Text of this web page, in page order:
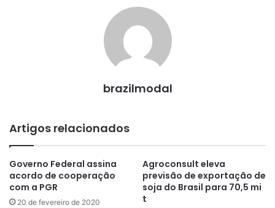
brazilmodal
Artigos relacionados
Governo Federal assina
acordo de cooperação
com a PGR
20 de fevereiro de 2020
Agroconsult eleva
previsão de exportação de
soja do Brasil para 70,5 mi
t